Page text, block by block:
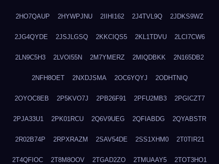
2HO7QAUP 2HYWPJNU 2IIHI162 2J4TVL9Q 2JDKS9WZ
2JG4QYDE 2JSJLGSQ 2KKCIQS5 2KL1TDVU 2LCI7CW6
2LN9C5H3 2LVOI55N 2M7YMERZ 2MIQDBKK 2N165DB2
2NFH8OET 2NXDJSMA 2OC6YQYJ 2ODHTNIQ
2OYOC8EB 2P5KVO7J 2PB26F91 2PFU2MB3 2PGICZT7
2PJA33U1 2PK01RCU 2Q6V9UEG 2QFIABDG 2QYABSTR
2R02B74P 2RPXRAZM 2SAV54DE 2SS1XHM0 2T0TIR21
2T4QFIOC 2T8M8OOV 2TGAD2ZO 2TMUAAY5 2TOT3HO1